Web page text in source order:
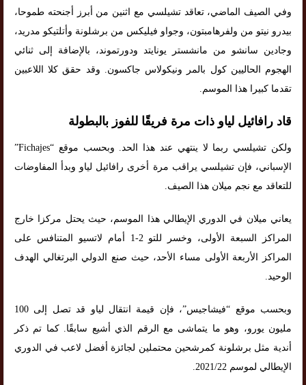
وفي الصيف الماضي، تعاقد تشيلسي مع اثنين من أبرز أجنحته طموحا،
بيدرو نيتو من ولفرهامبتون، وجواو فيليكس من برشلونة وأتلتيكو مدريد،
وجادين سانشو من مانشستر يونايتد ودورتموند، بالإضافة إلى ثنائي
الهجوم الحاليين كول بالمر ونيكولاس جاكسون. وقد حقق كلا اللاعبين
تقدما كبيرا هذا الموسم.
قاد رافائيل لياو ذات مرة فريقًا للفوز بالبطولة
ولكن تشيلسي ربما لا ينتهي عند هذا الحد. وبحسب موقع “Fichajes”
الإسباني، فإن تشيلسي يراقب مرة أخرى رافائيل لياو وبدأ المفاوضات
للتعاقد مع نجم ميلان هذا الصيف.
يعاني ميلان في الدوري الإيطالي هذا الموسم، حيث يحتل مركزا خارج
المراكز السبعة الأولى، وخسر للتو 2-1 أمام لاتسيو المتنافس على
المراكز الأربعة الأولى مساء الأحد، حيث صنع الدولي البرتغالي الهدف
الوحيد.
وبحسب موقع “فيشاجيس”، فإن قيمة انتقال لياو قد تصل إلى 100
مليون يورو، وهو ما يتماشى مع الرقم الذي أشيع سابقًا. كما تم ذكر
أندية مثل برشلونة كمرشحين محتملين لجائزة أفضل لاعب في الدوري
الإيطالي لموسم 2021/22.